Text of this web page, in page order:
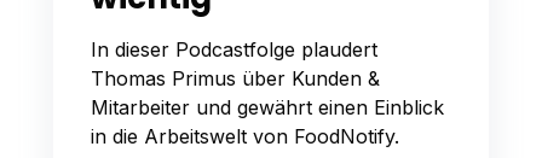
In dieser Podcastfolge plaudert
Thomas Primus über Kunden &
Mitarbeiter und gewährt einen Einblick
in die Arbeitswelt von FoodNotify.